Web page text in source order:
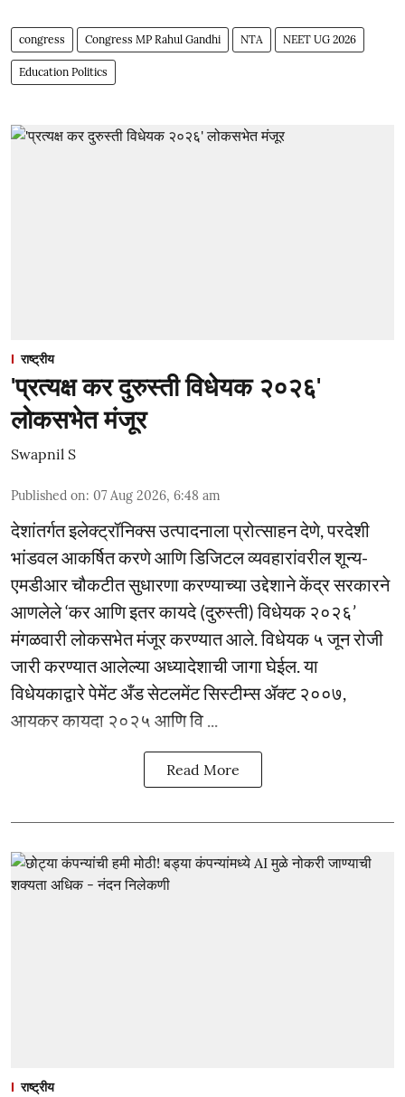
congress Congress MP Rahul Gandhi NTA NEET UG 2026
Education Politics
राष्ट्रीय
'प्रत्यक्ष कर दुरुस्ती विधेयक २०२६'
लोकसभेत मंजूर
Swapnil S
Published on: 07 Aug 2026, 6:48 am
देशांतर्गत इलेक्ट्रॉनिक्स उत्पादनाला प्रोत्साहन देणे, परदेशी
भांडवल आकर्षित करणे आणि डिजिटल व्यवहारांवरील शून्य-
एमडीआर चौकटीत सुधारणा करण्याच्या उद्देशाने केंद्र सरकारने
आणलेले ‘कर आणि इतर कायदे (दुरुस्ती) विधेयक २०२६’
मंगळवारी लोकसभेत मंजूर करण्यात आले. विधेयक ५ जून रोजी
जारी करण्यात आलेल्या अध्यादेशाची जागा घेईल. या
विधेयकाद्वारे पेमेंट अँड सेटलमेंट सिस्टीम्स ॲक्ट २००७,
आयकर कायदा २०२५ आणि वि ...
Read More
राष्ट्रीय